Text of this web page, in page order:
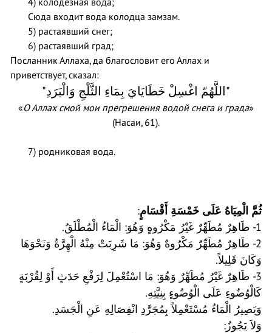
4) колодезная вода;
Сюда входит вода колодца замзам.
5) растаявший снег;
6) растаявший град;
Посланник Аллаха, да благословит его Аллах и
приветствует, сказал:
"اللَّهُمّ اغْسِلْ خَطَايَايَ بِمَاءِ الثَّلْجِ وَالْبَرَدِ"
«О Аллах смой мои прегрешения водой снега и града»
(Насаи, 61(.
7) родниковая вода.
ثُمَّ الْمِيَاهُ عَلَى خَمْسَةِ أَقْسَامٍ:
1- طَاهِرٌ مُطَهِّرٌ غَيْرُ مَكْرُوهٍ وَهُوَ: الْمَاءُ الْمُطْلَقُ.
2- طَاهِرٌ مُطَهِّرٌ مَكْرُوهٌ وَهُوَ: مَا شَرِبَتْ مِنْهُ الْهِرَّةُ وَنَحْوَهَا
وَكَانَ قَلِيلاً.
3- طَاهِرٌ غَيْرُ مُطَهِّرٌ وَهُوَ: مَا اسْتُعْمِلَ لِرَفْعِ حَدَثٍ أَوْ لِقُرْبَةٍ
كَالْوُضُوءِ عَلَى الْوُضُوءٍ بِنِيَّتِهِ.
وَيَصِيرُ الْمَاءُ مُسْتَعْمِلاً بِمُجَرَّدِ انْفِصَالِهِ عَنِ الْجَسَدِ.
وَلاَ يَجُوزُ: